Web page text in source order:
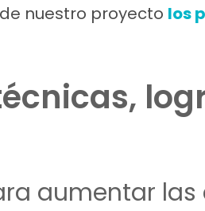
nuestro proyecto los
aumentar las